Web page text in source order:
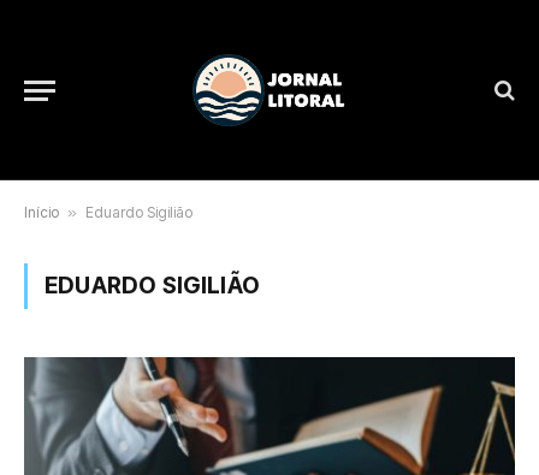
Início » Eduardo Sigilião
EDUARDO SIGILIÃO